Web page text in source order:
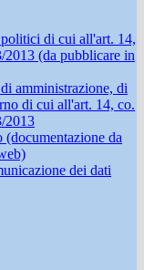
di cui all'art. 14,
2013 (da pubblicare in
amministrazione, di
di cui all'art. 14, co.
2013
(documentazione da
dei dati